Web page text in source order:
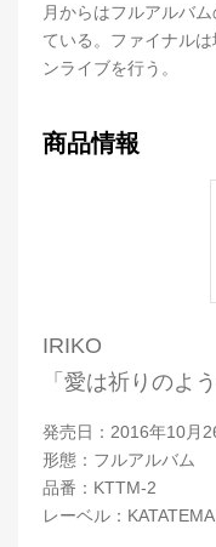
月からはフルアルバ
ている。ファイナル
ンライブを行う。
商品情報
IRIKO
「愛は祈りのよう
発売日：2016年10月
形態：フルアルバム
品番：KTTM-2
レーベル：